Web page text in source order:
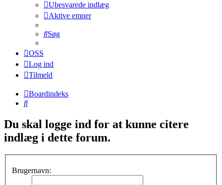
Ubesvarede indlæg
Aktive emner
Søg
OSS
Log ind
Tilmeld
Boardindeks
Søg
Du skal logge ind for at kunne citere
indlæg i dette forum.
Brugernavn: